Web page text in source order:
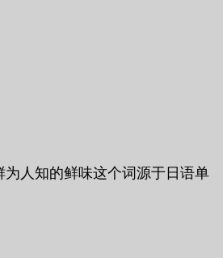
人知的鲜味这个词源于日语单